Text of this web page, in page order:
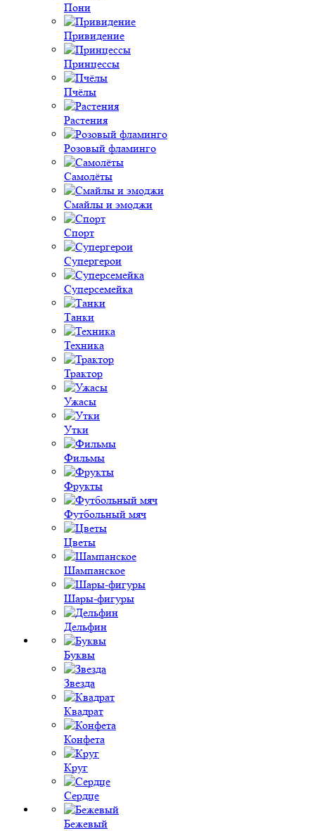
Пони
Привидение
Принцессы
Пчёлы
Растения
Розовый фламинго
Самолёты
Смайлы и эмоджи
Спорт
Супергерои
Суперсемейка
Танки
Техника
Трактор
Ужасы
Утки
Фильмы
Фрукты
Футбольный мяч
Цветы
Шампанское
Шары-фигуры
Дельфин
Буквы
Звезда
Квадрат
Конфета
Круг
Сердце
Бежевый